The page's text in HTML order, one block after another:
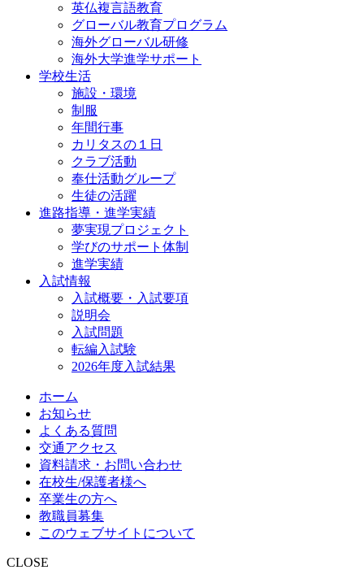
英仏複言語教育
グローバル教育プログラム
海外グローバル研修
海外大学進学サポート
学校生活
施設・環境
制服
年間行事
カリタスの１日
クラブ活動
奉仕活動グループ
生徒の活躍
進路指導・進学実績
夢実現プロジェクト
学びのサポート体制
進学実績
入試情報
入試概要・入試要項
説明会
入試問題
転編入試験
2026年度入試結果
ホーム
お知らせ
よくある質問
交通アクセス
資料請求・お問い合わせ
在校生/保護者様へ
卒業生の方へ
教職員募集
このウェブサイトについて
CLOSE